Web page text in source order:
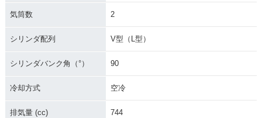
気筒数 2
シリンダ配列 V型（L型）
シリンダバンク角（°） 90
冷却方式 空冷
排気量 (cc) 744